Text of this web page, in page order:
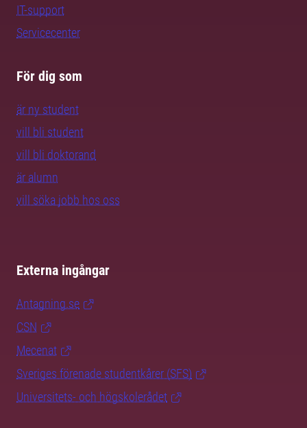
IT-support
Servicecenter
För dig som
är ny student
vill bli student
vill bli doktorand
är alumn
vill söka jobb hos oss
Externa ingångar
Antagning.se
CSN
Mecenat
Sveriges förenade studentkårer (SFS)
Universitets- och högskolerådet